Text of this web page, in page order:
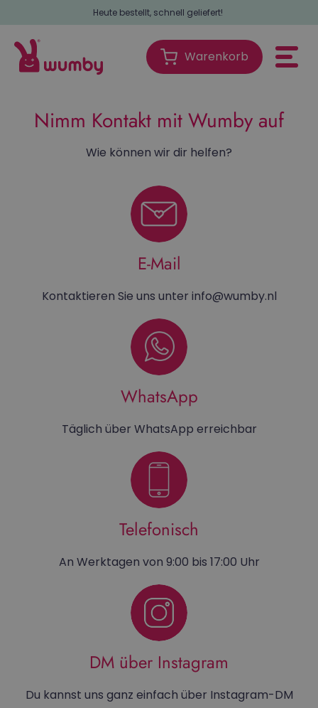
Heute bestellt, schnell geliefert!
Warenkorb
Warenkorb
Nimm Kontakt mit Wumby auf
Wie können wir dir helfen?
E-Mail
Kontaktieren Sie uns unter info@wumby.nl
WhatsApp
Täglich über WhatsApp erreichbar
Telefonisch
An Werktagen von 9:00 bis 17:00 Uhr
DM über Instagram
Du kannst uns ganz einfach über Instagram-DM